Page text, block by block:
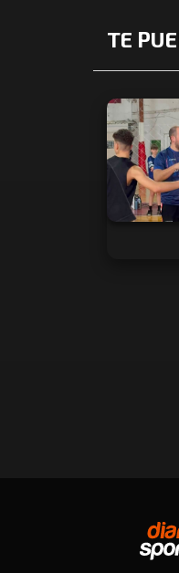
TE